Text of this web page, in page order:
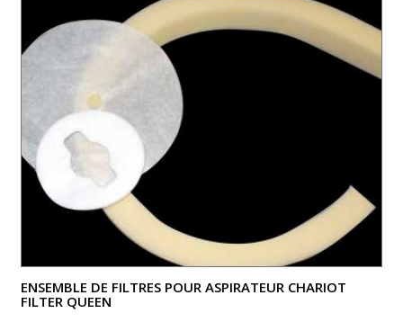
ENSEMBLE DE FILTRES POUR ASPIRATEUR CHARIOT
FILTER QUEEN